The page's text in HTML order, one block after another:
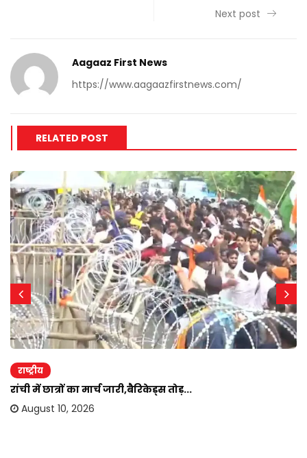
Next post
Aagaaz First News
https://www.aagaazfirstnews.com/
RELATED POST
राष्ट्रीय
रांची में छात्रों का मार्च जारी,बैरिकेड्स तोड़...
August 10, 2026